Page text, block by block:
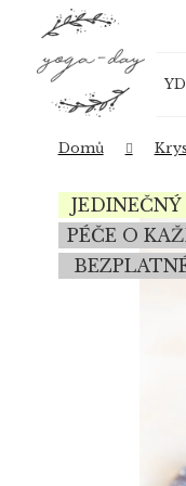
Domů
PÉČE O
Zpět
do
obchodu
Zpět
do
obchodu